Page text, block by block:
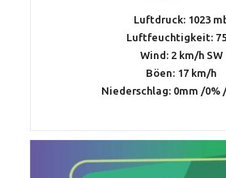
Luftdruck: 1023
Luftfeuchtigkeit:
Wind: 2 km/h SW
Böen: 17 km/h
Niederschlag: 0mm /0%